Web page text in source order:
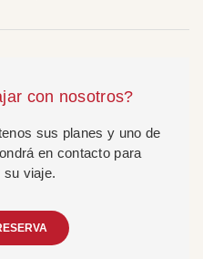
con nosotros?
sus planes y uno de
en contacto para
su viaje.